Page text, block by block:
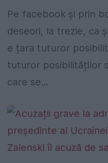
Pe facebook și prin
deseori, la trezie, ca
e țara tuturor
tuturor posibilităților
care se...